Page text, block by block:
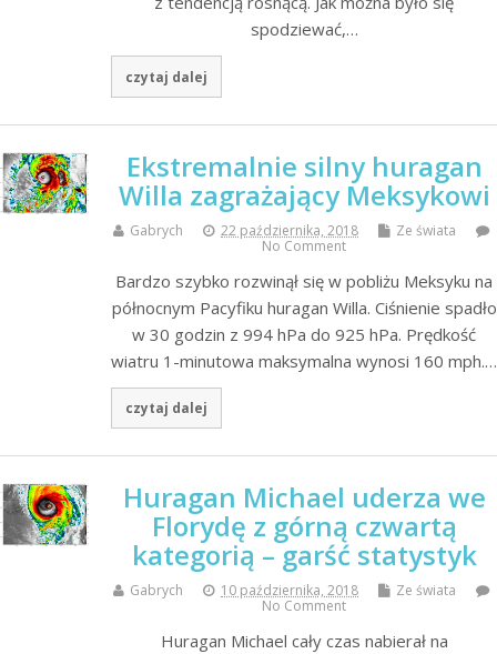
spodziewać,…
czytaj dalej
Ekstremalnie silny huragan
Willa zagrażający Meksykowi
Gabrych 22 października, 2018
Ze świata
No Comment
Bardzo szybko rozwinął się w pobliżu Meksyku na
północnym Pacyfiku huragan Willa. Ciśnienie spadło
w 30 godzin z 994 hPa do 925 hPa. Prędkość
wiatru 1-minutowa maksymalna wynosi 160 mph.…
czytaj dalej
Huragan Michael uderza we
Florydę z górną czwartą
kategorią – garść statystyk
Gabrych 10 października, 2018
Ze świata
No Comment
Huragan Michael cały czas nabierał na